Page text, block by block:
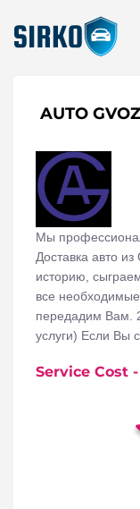
AUTO
Мы
Доставка авто
историю,
все
передадим Вам.
услуги) Если Вы
пересечения
Service Cost